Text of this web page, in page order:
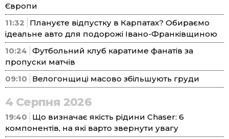
Європи
11:32
Плануєте відпустку в Карпатах? Обираємо
ідеальне авто для подорожі Івано-Франківщиною
10:24 Футбольний клуб каратиме фанатів за
пропуски матчів
09:10
Велогонщиці масово збільшують груди
4 Серпня 2026
19:40
Що визначає якість рідини Chaser: 6
компонентів, на які варто звернути увагу